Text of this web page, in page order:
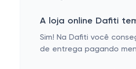
A loja online Dafiti
Sim! Na Dafiti você
de entrega pagando